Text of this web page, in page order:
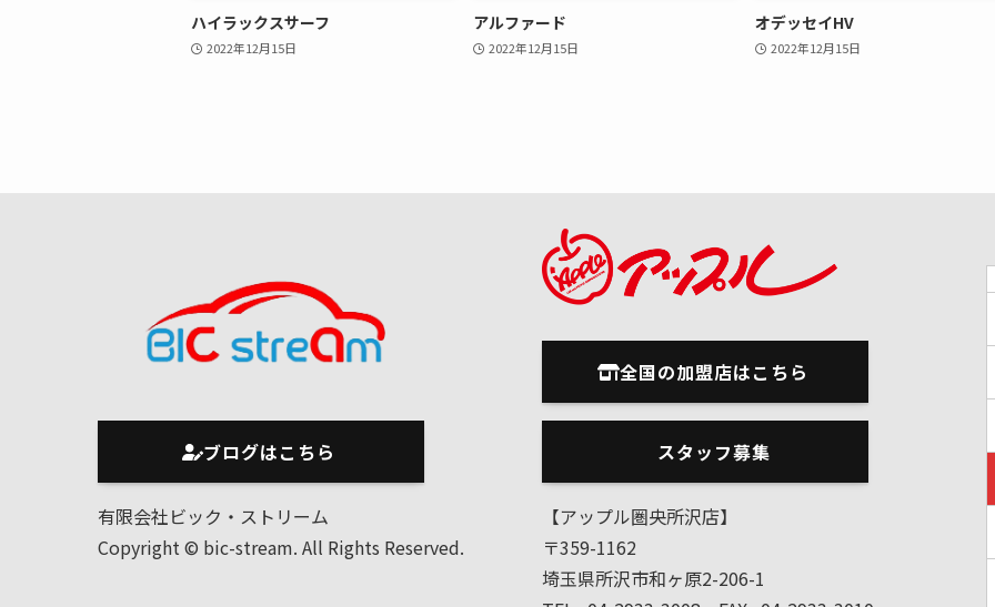
ハイラックスサーフ
2022年12月15日
アルファード
2022年12月15日
オデッセイHV
2022年12月15日
ブログはこちら
有限会社ビック・ストリーム
Copyright © bic-stream. All Rights Reserved.
全国の加盟店はこちら
スタッフ募集
【アップル圏央所沢店】
〒359-1162
埼玉県所沢市和ヶ原2-206-1